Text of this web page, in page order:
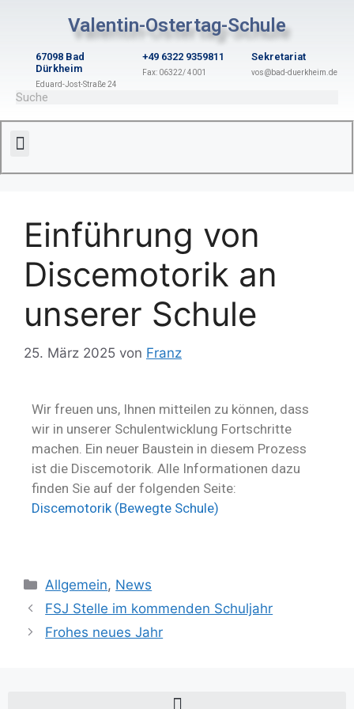
Valentin-Ostertag-Schule
67098 Bad
Dürkheim
Eduard-Jost-Straße 24
+49 6322 9359811
Fax: 06322/ 4001
Sekretariat
vos@bad-duerkheim.de
Einführung von
Discemotorik an
unserer Schule
25. März 2025 von Franz
Wir freuen uns, Ihnen mitteilen zu können, dass
wir in unserer Schulentwicklung Fortschritte
machen. Ein neuer Baustein in diesem Prozess
ist die Discemotorik. Alle Informationen dazu
finden Sie auf der folgenden Seite:
Discemotorik (Bewegte Schule)
Allgemein, News
FSJ Stelle im kommenden Schuljahr
Frohes neues Jahr